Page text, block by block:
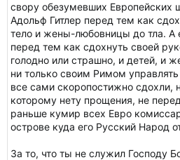
свору обезумевших Европейских
Адольф Гитлер перед тем как
тело и жены-любовницы до тла. А
перед тем как сдохнуть своей
голодно или страшно, и детей, и
ни только своим Римом
все сами скоропостижно сдохли,
которому нету прощения, не
раньше кумир всех Евро
острове куда его Русский Народ
За то, что ты не служил Господу